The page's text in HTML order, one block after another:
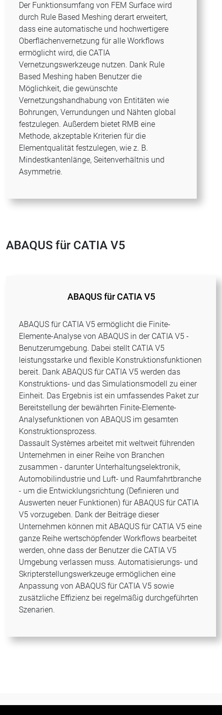
Der Funktionsumfang von FEM Surface wird
durch Rule Based Meshing derart erweitert,
dass eine automatische und hochwertigere
Oberflächenvernetzung für alle Workflows
ermöglicht wird, die CATIA
Vernetzungswerkzeuge nutzen. Dank Rule
Based Meshing haben Benutzer die
Möglichkeit, die gewünschte
Vernetzungshandhabung von Entitäten wie
Bohrungen, Verrundungen und Nähten global
festzulegen. Außerdem bietet RMB eine
Methode, akzeptable Kriterien für die
Elementqualität festzulegen, wie z. B.
Mindestkantenlänge, Seitenverhältnis und
Asymmetrie.
ABAQUS für CATIA V5
ABAQUS für CATIA V5
ABAQUS für CATIA V5 ermöglicht die Finite-
Elemente-Analyse von ABAQUS in der CATIA V5 -
Benutzerumgebung. Dabei stellt CATIA V5
leistungsstarke und flexible Konstruktionsfunktionen
bereit. Dank ABAQUS für CATIA V5 werden das
Konstruktions- und das Simulationsmodell zu einer
Einheit. Das Ergebnis ist ein umfassendes Paket zur
Bereitstellung der bewährten Finite-Elemente-
Analysefunktionen von ABAQUS im gesamten
Konstruktionsprozess.
Dassault Systèmes arbeitet mit weltweit führenden
Unternehmen in einer Reihe von Branchen
zusammen - darunter Unterhaltungselektronik,
Automobilindustrie und Luft- und Raumfahrtbranche
- um die Entwicklungsrichtung (Definieren und
Auswerten neuer Funktionen) für ABAQUS für CATIA
V5 vorzugeben. Dank der Beiträge dieser
Unternehmen können mit ABAQUS für CATIA V5 eine
ganze Reihe wertschöpfender Workflows bearbeitet
werden, ohne dass der Benutzer die CATIA V5
Umgebung verlassen muss. Automatisierungs- und
Skripterstellungswerkzeuge ermöglichen eine
Anpassung von ABAQUS für CATIA V5 sowie
zusätzliche Effizienz bei regelmäßig durchgeführten
Szenarien.